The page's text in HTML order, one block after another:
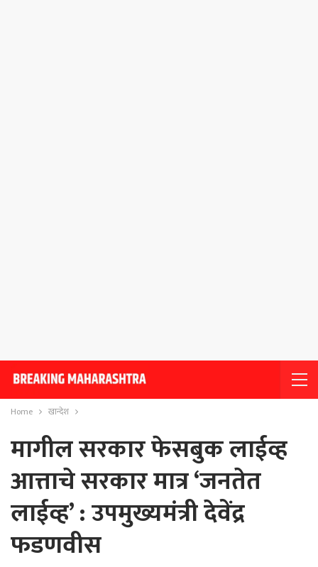
Home खान्देश
मागील सरकार फेसबुक लाईव्ह
आत्ताचे सरकार मात्र ‘जनतेत
लाईव्ह’ : उपमुख्यमंत्री देवेंद्र
फडणवीस